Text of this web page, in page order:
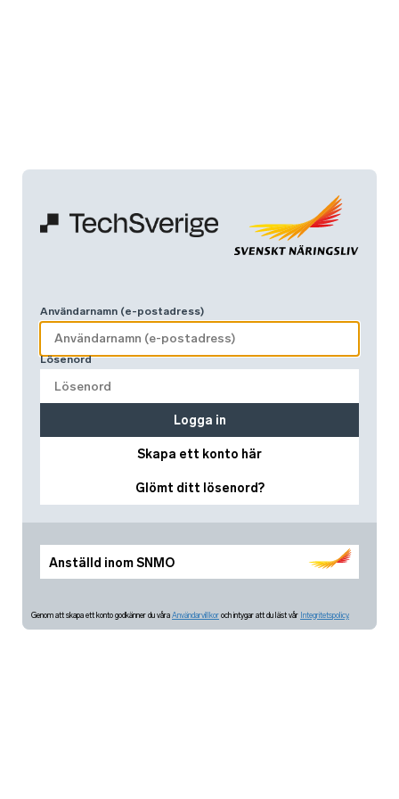
Anställd inom SNMO
Användarnamn (e-postadress)
Lösenord
Skapa ett konto här
Glömt ditt lösenord?
Logga in
Genom att skapa ett konto godkänner du våra Användarvillkor och intygar att du läst vår Integritetspolicy.